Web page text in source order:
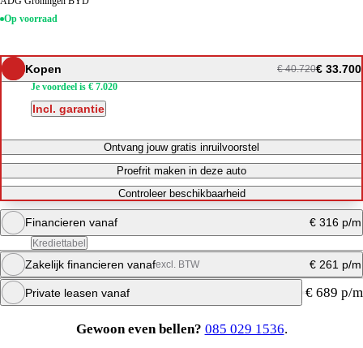
Op voorraad
Kopen € 40.720€ 33.700
Je voordeel is € 7.020
Incl. garantie
Ontvang jouw gratis inruilvoorstel
Proefrit maken in deze auto
Controleer beschikbaarheid
Financieren vanaf € 316 p/m
Krediettabel
Maandbedrag berekenen
Direct bellen
Zakelijk financieren vanafexcl. BTW € 261 p/m
Maandbedrag berekenen
Private leasen vanaf € 689 p/m
Maandbedrag berekenen
Gewoon even bellen? 085 029 1536.